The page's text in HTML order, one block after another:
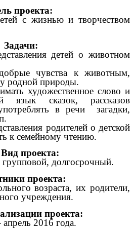
проекта:
с жизнью и творчеством
Задачи:
детей о животном
чувства к животным,
родной природы.
художественное слово и
язык сказок, рассказов
в речи загадки,
родителей о детской
к семейному чтению.
Вид проекта:
долгосрочный.
проекта:
возраста, их родители,
учреждения.
проекта:
2016 года.